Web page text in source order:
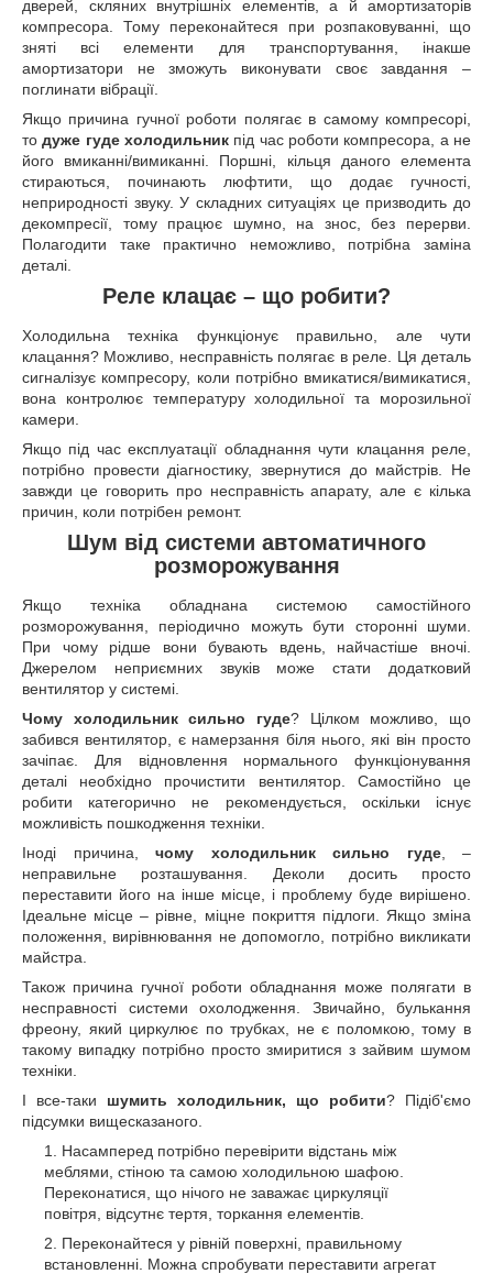
дверей, скляних внутрішніх елементів, а й амортизаторів
компресора. Тому переконайтеся при розпаковуванні, що
зняті всі елементи для транспортування, інакше
амортизатори не зможуть виконувати своє завдання –
поглинати вібрації.
Якщо причина гучної роботи полягає в самому компресорі,
тодуже гуде холодильник під час роботи компресора, а не
його вмиканні/вимиканні. Поршні, кільця даного елемента
стираються, починають люфтити, що додає гучності,
неприродності звуку. У складних ситуаціях це призводить до
декомпресії, тому працює шумно, на знос, без перерви.
Полагодити таке практично неможливо, потрібна заміна
деталі.
Реле клацає – що робити?
Холодильна техніка функціонує правильно, але чути
клацання? Можливо, несправність полягає в реле. Ця деталь
сигналізує компресору, коли потрібно вмикатися/вимикатися,
вона контролює температуру холодильної та морозильної
камери.
Якщо під час експлуатації обладнання чути клацання реле,
потрібно провести діагностику, звернутися до майстрів. Не
завжди це говорить про несправність апарату, але є кілька
причин, коли потрібен ремонт.
Шум від системи автоматичного
розморожування
Якщо техніка обладнана системою самостійного
розморожування, періодично можуть бути сторонні шуми.
При чому рідше вони бувають вдень, найчастіше вночі.
Джерелом неприємних звуків може стати додатковий
вентилятор у системі.
Чому холодильник сильно гуде? Цілком можливо, що
забився вентилятор, є намерзання біля нього, які він просто
зачіпає. Для відновлення нормального функціонування
деталі необхідно прочистити вентилятор. Самостійно це
робити категорично не рекомендується, оскільки існує
можливість пошкодження техніки.
Іноді причина, чому холодильник сильно гуде, –
неправильне розташування. Деколи досить просто
переставити його на інше місце, і проблему буде вирішено.
Ідеальне місце – рівне, міцне покриття підлоги. Якщо зміна
положення, вирівнювання не допомогло, потрібно викликати
майстра.
Також причина гучної роботи обладнання може полягати в
несправності системи охолодження. Звичайно, булькання
фреону, який циркулює по трубках, не є поломкою, тому в
такому випадку потрібно просто змиритися з зайвим шумом
техніки.
І все-таки шумить холодильник, що робити? Підіб'ємо
підсумки вищесказаного.
Насамперед потрібно перевірити відстань між
меблями, стіною та самою холодильною шафою.
Переконатися, що нічого не заважає циркуляції
повітря, відсутнє тертя, торкання елементів.
Переконайтеся у рівній поверхні, правильному
встановленні. Можна спробувати переставити агрегат